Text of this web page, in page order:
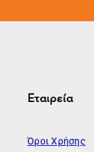
Εταιρεία
Όροι Χρήσης